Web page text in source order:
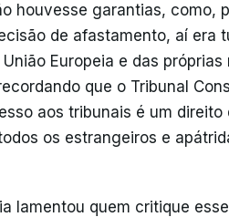
houvesse garantias, como,
de afastamento, aí era
Europeia e das
que o Tribunal
aos tribunais é um
os estrangeiros e
lamentou quem critique